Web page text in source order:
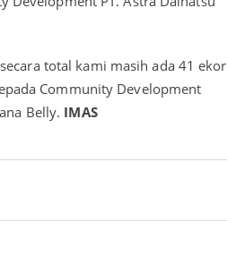
total kami masih ada 41 ekor
Community Development
Belly. IMAS